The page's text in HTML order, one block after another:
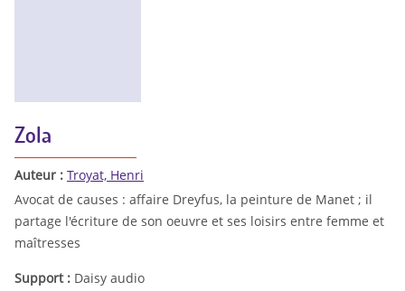
Zola
Auteur : Troyat, Henri
Avocat de causes : affaire Dreyfus, la peinture de Manet ; il
partage l'écriture de son oeuvre et ses loisirs entre femme et
maîtresses
Support : Daisy audio